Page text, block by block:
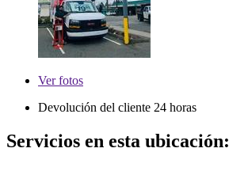
Verfotos
Devolución del cliente 24 horas
Servicios en esta ubicación: